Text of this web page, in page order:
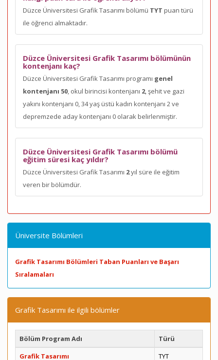
Düzce Üniversitesi Grafik Tasarımı bölümü TYT puan türü
ile öğrenci almaktadır.
Düzce Üniversitesi Grafik Tasarımı bölümünün
kontenjanı kaç?
Düzce Üniversitesi Grafik Tasarımı programı genel
kontenjanı 50, okul birincisi kontenjanı 2, şehit ve gazi
yakını kontenjanı 0, 34 yaş üstü kadın kontenjanı 2 ve
depremzede aday kontenjanı 0 olarak belirlenmiştir.
Düzce Üniversitesi Grafik Tasarımı bölümü
eğitim süresi kaç yıldır?
Düzce Üniversitesi Grafik Tasarımı 2yıl süre ile eğitim
veren bir bölümdür.
Üniversite Bölümleri
Grafik Tasarımı Bölümleri Taban Puanları ve Başarı
Sıralamaları
Grafik Tasarımı ile ilgili bölümler
Bölüm Program Adı
Türü
Grafik Tasarımı
TYT